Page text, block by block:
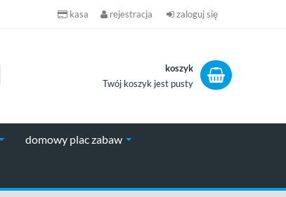
kasa rejestracja zaloguj się
koszyk
Twój koszyk jest pusty
domowy plac zabaw